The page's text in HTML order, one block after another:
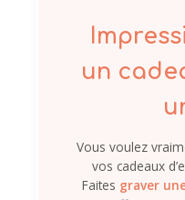
un
Vous voulez
vos cadeaux
Faites graver